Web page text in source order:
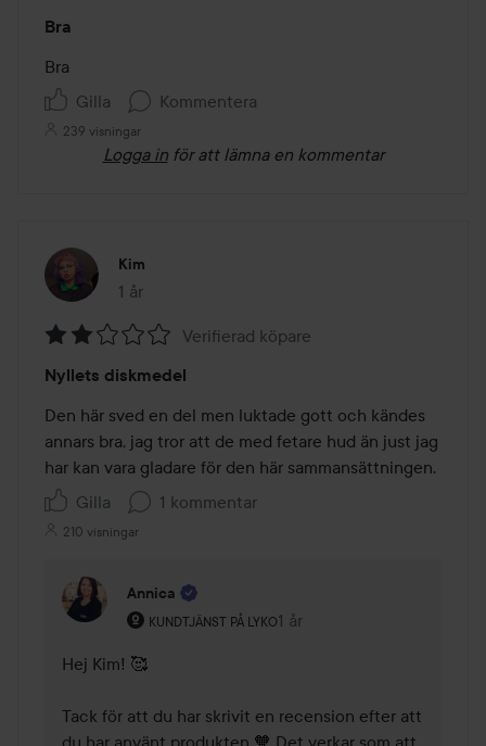
3
av
5
Bra
Bra
Gilla
Kommentera
239 visningar
Logga in för att lämna en kommentar
Kim
1 år
Inlägget skapades 1 år
2
av
5
Verifierad köpare
Nyllets diskmedel
Den här sved en del men luktade gott och kändes
annars bra, jag tror att de med fetare hud än just jag
har kan vara gladare för den här sammansättningen.
Gilla
1 kommentar
210 visningar
Annica
KUNDTJÄNST PÅ LYKO
Användarens roll: Kundtjänst på Lyko.
1 år
Kommentaren lades 1 år
Hej Kim! 🥰
Tack för att du har skrivit en recension efter att
du har använt produkten 🧡 Det verkar som att